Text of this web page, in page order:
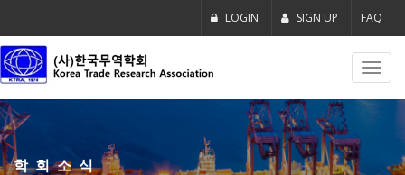
LOGIN SIGN UP FAQ
학회소식